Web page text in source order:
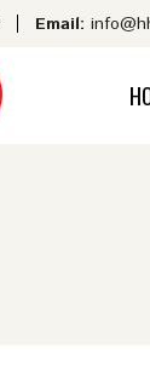
Email: